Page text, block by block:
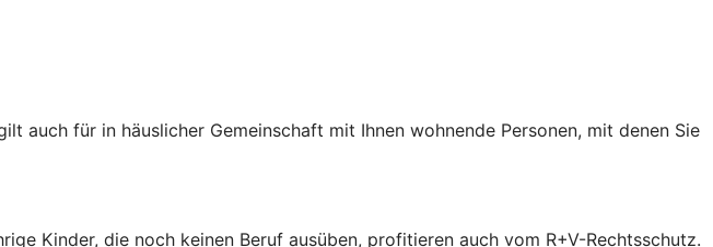
auch für in häuslicher Gemeinschaft mit Ihnen wohnende Personen, mit denen Sie
Kinder, die noch keinen Beruf ausüben, profitieren auch vom R+V-Rechtsschutz.